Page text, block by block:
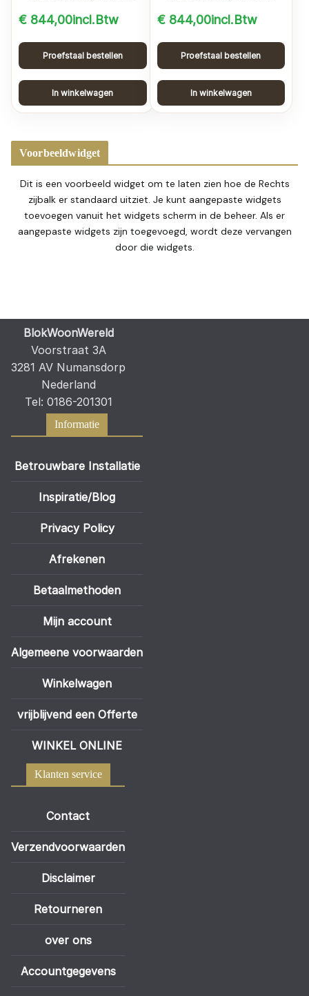
€ 844,00incl.Btw
Proefstaal bestellen
In winkelwagen
€844,00incl.Btw
Proefstaal bestellen
In winkelwagen
Voorbeeldwidget
Dit is een voorbeeld widget om te laten zien hoe de Rechts
zijbalk er standaard uitziet. Je kunt aangepaste widgets
toevoegen vanuit het widgets scherm in de beheer. Als er
aangepaste widgets zijn toegevoegd, wordt deze vervangen
door die widgets.
BlokWoonWereld
Voorstraat 3A
3281 AV Numansdorp
Nederland
Tel: 0186-201301
Informatie
Betrouwbare Installatie
Inspiratie/Blog
Privacy Policy
Afrekenen
Betaalmethoden
Mijn account
Algemeene voorwaarden
Winkelwagen
vrijblijvend een Offerte
WINKEL ONLINE
Klanten service
Contact
Verzendvoorwaarden
Disclaimer
Retourneren
over ons
Accountgegevens